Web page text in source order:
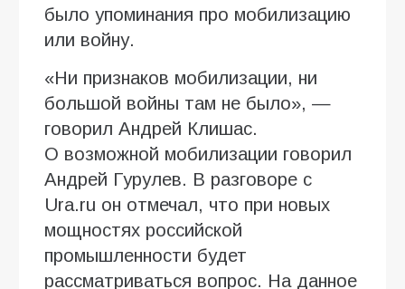
было упоминания про мобилизацию
или войну.
«Ни признаков мобилизации, ни
большой войны там не было», —
говорил Андрей Клишас.
О возможной мобилизации говорил
Андрей Гурулев. В разговоре с
Ura.ru он отмечал, что при новых
мощностях российской
промышленности будет
рассматриваться вопрос. На данное